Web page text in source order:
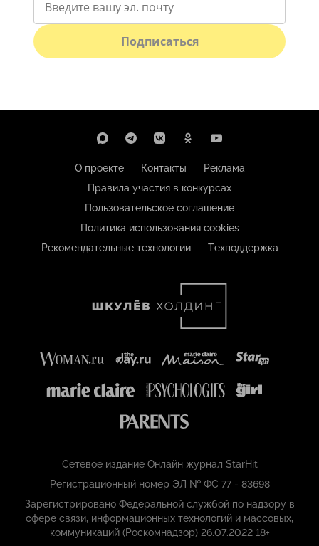
Подписаться
О проекте Контакты
Реклама
Правила участия в конкурсах
Пользовательское соглашение
Политика использования cookies
Рекомендательные технологии
Техподдержка
Сетевое издание Онлайн журнал StarHit
Регистрационный номер ЭЛ № ФС 77 - 83698
Зарегистрировано Федеральной службой по надзору в
сфере связи, информационных технологий и массовых,
коммуникаций (Роскомнадзор) 26.07.2022 18+